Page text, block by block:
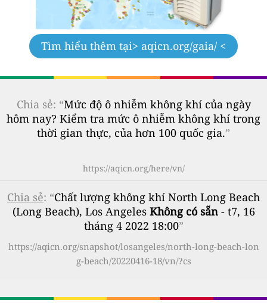
Tìm hiểu thêm tại> aqicn.org/gaia/ <
Chia sẻ: “Mức độ ô nhiễm không khí của ngày
hôm nay? Kiểm tra mức ô nhiễm không khí trong
thời gian thực, của hơn 100 quốc gia.”
https://aqicn.org/here/vn/
Chia sẻ: “Chất lượng không khí North Long Beach
(Long Beach), Los Angeles Không có sẵn- t7, 16
tháng 4 2022 18:00”
https://aqicn.org/snapshot/losangeles/north-long-beach-lon
g-beach/20220416-18/vn/?cs